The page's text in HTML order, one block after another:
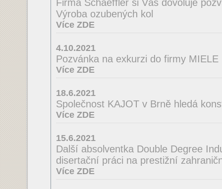
Firma Schaeffler si Vás dovoluje
Výroba ozubených kol
Více ZDE
4.10.2021
Pozvánka na exkurzi do firmy MIELE
Více ZDE
18.6.2021
Společnost KAJOT v Brně hledá
Více ZDE
15.6.2021
Další absolventka Double Degree
disertační práci na prestižní
Více ZDE